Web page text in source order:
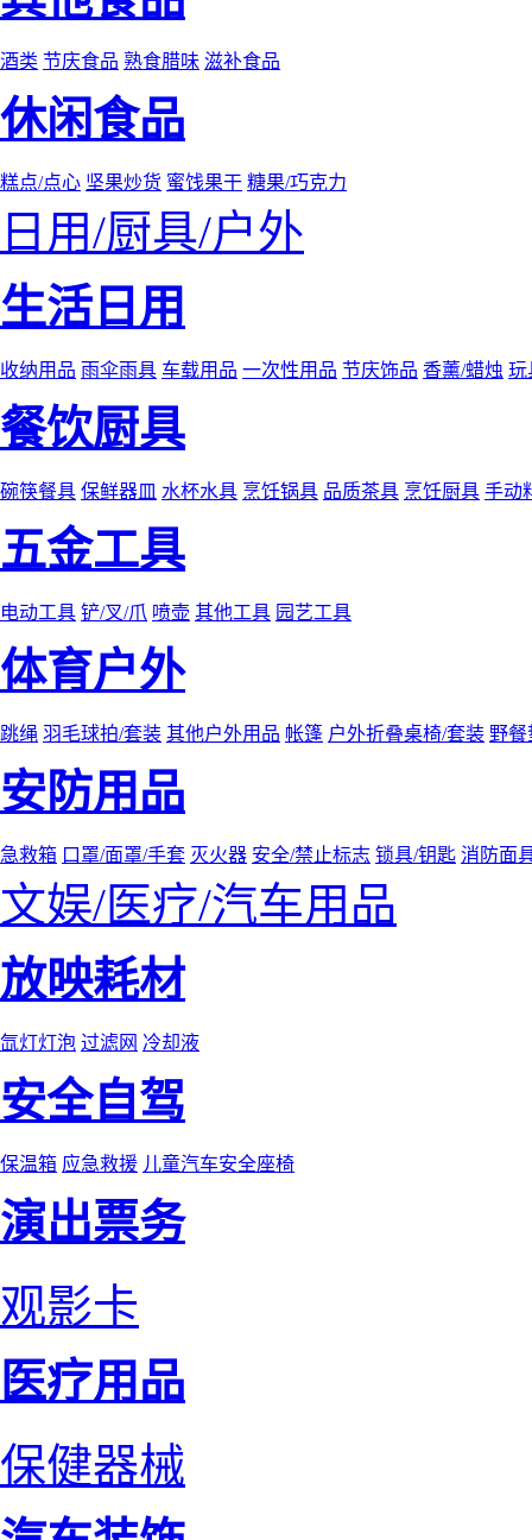
酒类 节庆食品 熟食腊味 滋补食品
休闲食品
糕点/点心 坚果炒货 蜜饯果干 糖果/巧克力
日用/厨具/户外
生活日用
收纳用品 雨伞雨具 车载用品 一次性用品 节庆饰品 香薰/蜡烛 玩
餐饮厨具
碗筷餐具 保鲜器皿 水杯水具 烹饪锅具 品质茶具 烹饪厨具 手动
五金工具
电动工具 铲/叉/爪 喷壶 其他工具 园艺工具
体育户外
跳绳 羽毛球拍/套装 其他户外用品 帐篷 户外折叠桌椅/套装 野餐
安防用品
急救箱 口罩/面罩/手套 灭火器 安全/禁止标志 锁具/钥匙 消防面
文娱/医疗/汽车用品
放映耗材
氙灯灯泡 过滤网 冷却液
安全自驾
保温箱 应急救援 儿童汽车安全座椅
演出票务
观影卡
医疗用品
保健器械